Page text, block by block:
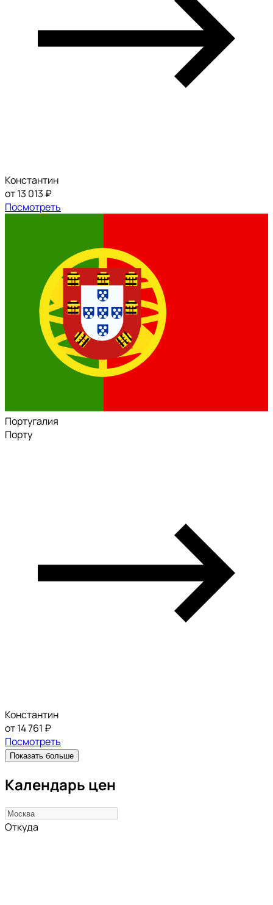
Константин
от 13 013 ₽
Посмотреть
Португалия
Порту
Константин
от 14 761 ₽
Посмотреть
Показать больше
Календарь цен
Откуда